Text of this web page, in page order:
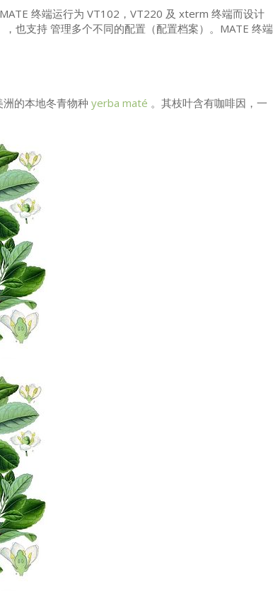
MATE 终端运行为 VT102 ， VT220 及 xterm 终端而设计
也支持 管理多个不同的配置（配置档案）。 MATE 终端
的本地冬青物种 yerba maté 。其枝叶含有咖啡因，一